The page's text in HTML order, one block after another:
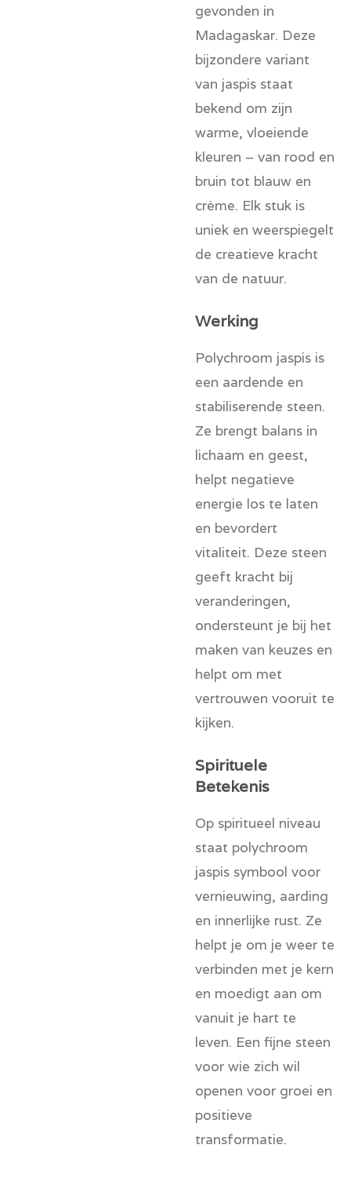
gevonden in
Madagaskar. Deze
bijzondere variant
van jaspis staat
bekend om zijn
warme, vloeiende
kleuren – van rood en
bruin tot blauw en
crème. Elk stuk is
uniek en weerspiegelt
de creatieve kracht
van de natuur.
Werking
Polychroom jaspis is
een aardende en
stabiliserende steen.
Ze brengt balans in
lichaam en geest,
helpt negatieve
energie los te laten
en bevordert
vitaliteit. Deze steen
geeft kracht bij
veranderingen,
ondersteunt je bij het
maken van keuzes en
helpt om met
vertrouwen vooruit te
kijken.
Spirituele
Betekenis
Op spiritueel niveau
staat polychroom
jaspis symbool voor
vernieuwing, aarding
en innerlijke rust. Ze
helpt je om je weer te
verbinden met je kern
en moedigt aan om
vanuit je hart te
leven. Een fijne steen
voor wie zich wil
openen voor groei en
positieve
transformatie.